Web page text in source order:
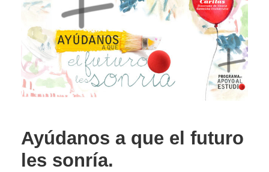
Ayúdanos a que el futuro
les sonría.